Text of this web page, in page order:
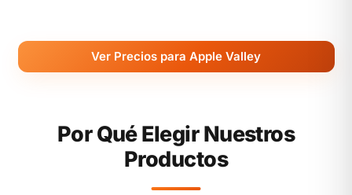
Ver Precios para Apple Valley
Por Qué Elegir Nuestros
Productos